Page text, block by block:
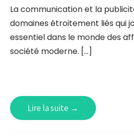
La communication et la
domaines étroitement liés qui
essentiel dans le monde des
société moderne. […]
Lire la suite →